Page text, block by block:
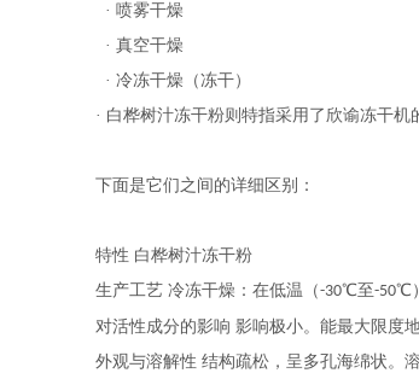
· 喷雾干燥
· 真空干燥
· 冷冻干燥（冻干）
· 白桦树汁冻干粉则特指采用了 欣谕冻干机
下面是它们之间的详细区别：
特性 白桦树汁冻干粉
生产工艺 冷冻干燥：在低温（-30℃至-50℃
对活性成分的影响 影响极小。能最大限度
外观与溶解性 结构疏松，呈多孔海绵状。